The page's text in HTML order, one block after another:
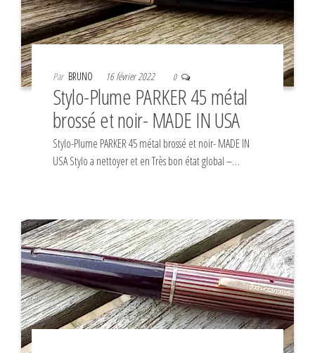
Par BRUNO 16 février 2022 0
Stylo-Plume PARKER 45 métal
brossé et noir- MADE IN USA
Stylo-Plume PARKER 45 métal brossé et noir- MADE IN
USA Stylo a nettoyer et en Très bon état global –…